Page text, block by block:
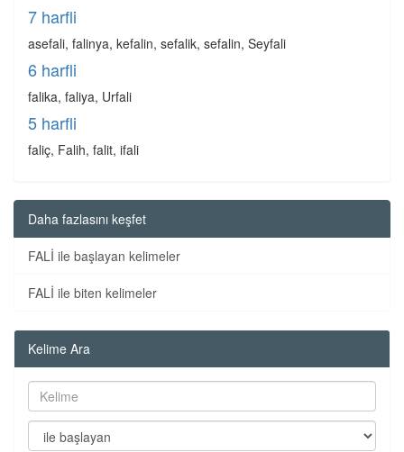
7 harfli
asefali, falinya, kefalin, sefalik, sefalin, Seyfali
6 harfli
falika, faliya, Urfali
5 harfli
faliç, Falih, falit, ifali
Daha fazlasını keşfet
FALİ ile başlayan kelimeler
FALİ ile biten kelimeler
Kelime Ara